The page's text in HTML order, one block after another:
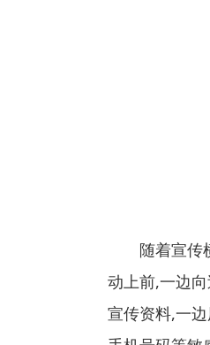
随着宣传
动上前,一边
宣传资料,一